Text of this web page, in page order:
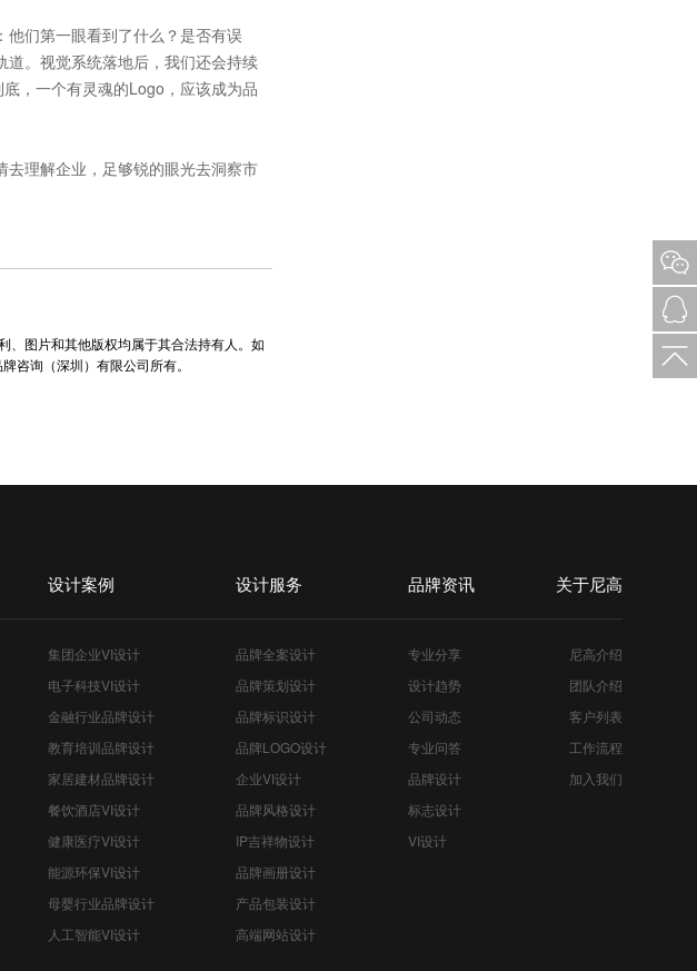
们第一眼看到了什么？是否有误
。视觉系统落地后，我们还会持续
，一个有灵魂的Logo，应该成为品
理解企业，足够锐的眼光去洞察市
、图片和其他版权均属于其合法持有人。如
咨询（深圳）有限公司所有。
设计案例
集团企业VI设计
电子科技VI设计
金融行业品牌设计
教育培训品牌设计
家居建材品牌设计
餐饮酒店VI设计
健康医疗VI设计
能源环保VI设计
母婴行业品牌设计
人工智能VI设计
设计服务
品牌全案设计
品牌策划设计
品牌标识设计
品牌LOGO设计
企业VI设计
品牌风格设计
IP吉祥物设计
品牌画册设计
产品包装设计
高端网站设计
品牌资讯
专业分享
设计趋势
公司动态
专业问答
品牌设计
标志设计
VI设计
关于尼高
尼高介绍
团队介绍
客户列表
工作流程
加入我们